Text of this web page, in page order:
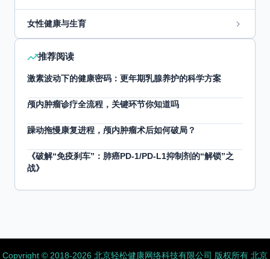
女性健康与生育
推荐阅读
激素波动下的健康密码：更年期乳腺养护的科学方案
颅内肿瘤诊疗全流程，关键环节你知道吗
躁动拖慢康复进程，颅内肿瘤术后如何破局？
《破解“免疫刹车”：肺癌PD-1/PD-L1抑制剂的“解锁”之
战》
Copyright ©️ 2018-2026 北京轻松健康网络科技有限公司 版权所有 北京